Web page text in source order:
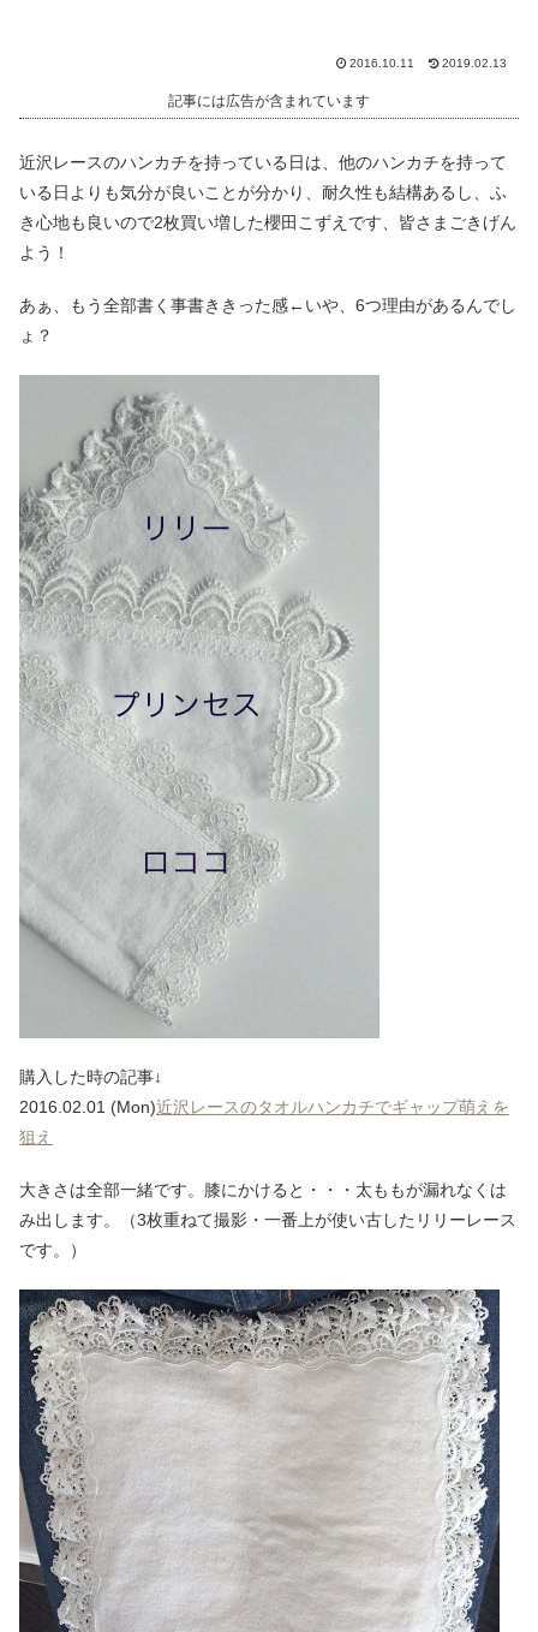
2016.10.11 2019.02.13
記事には広告が含まれています
近沢レースのハンカチを持っている日は、他のハンカチを持って
いる日よりも気分が良いことが分かり、耐久性も結構あるし、ふ
き心地も良いので2枚買い増した櫻田こずえです、皆さまごきげん
よう！
あぁ、もう全部書く事書ききった感←いや、6つ理由があるんでし
ょ？
購入した時の記事↓
2016.02.01 (Mon)近沢レースのタオルハンカチでギャップ萌えを
狙え
大きさは全部一緒です。膝にかけると・・・太ももが漏れなくは
み出します。（3枚重ねて撮影・一番上が使い古したリリーレース
です。）